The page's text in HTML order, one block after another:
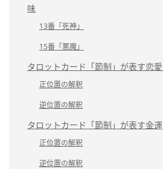
味
13番「死神」
15番「悪魔」
タロットカード「節制」が表す恋
正位置の解釈
逆位置の解釈
タロットカード「節制」が表す金運
正位置の解釈
逆位置の解釈